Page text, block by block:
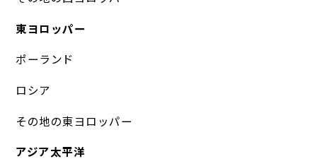
東ヨロッパー
ポーランド
ロシア
その地の東ヨロッパー
アジア太平洋